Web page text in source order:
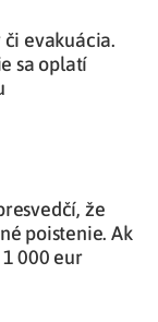
evakuácia.
sa oplatí
že
poistenie. Ak
000 eur